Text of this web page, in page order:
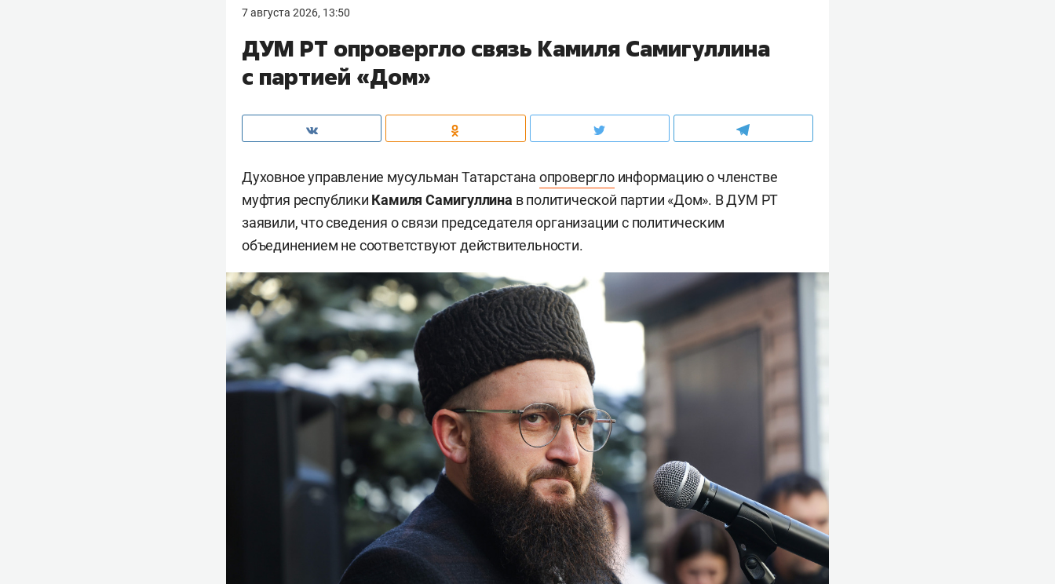
7 августа 2026, 13:50
ДУМ РТ опровергло связь Камиля Самигуллина
с партией «Дом»
Духовное управление мусульман Татарстана опроверглоинформацию о членстве
муфтия республики Камиля Самигуллина в политической партии «Дом». В ДУМ РТ
заявили, что сведения о связи председателя организации с политическим
объединением не соответствуют действительности.